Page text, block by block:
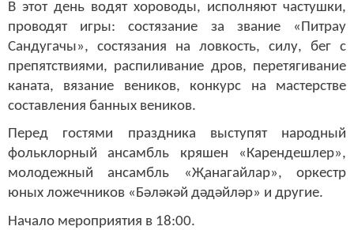
В этот день водят хороводы, исполняют частушки,
проводят игры: состязание за звание «Питрау
Сандугачы», состязания на ловкость, силу, бег с
препятствиями, распиливание дров, перетягивание
каната, вязание веников, конкурс на мастерстве
составления банных веников.
Перед гостями праздника выступят народный
фольклорный ансамбль кряшен «Карендешлер»,
молодежный ансамбль «Җанагайлар», оркестр
юных ложечников «Бәләкәй дәдәйләр» и другие.
Начало мероприятия в 18:00.